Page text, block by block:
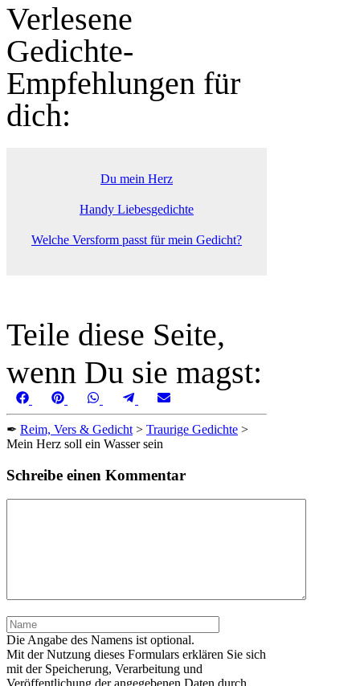
Verlesene
Gedichte-
Empfehlungen für
dich:
Du mein Herz
Handy Liebesgedichte
Welche Versform passt für mein Gedicht?
Teile diese Seite,
wenn Du sie magst:
Share
on
FacebookShare
on
Pinterest Share
on
WhatsAppShare
on
TelegramShare
on
✒ Reim, Vers & Gedicht > Traurige Gedichte >
Mein Herz soll ein Wasser sein
Schreibe einen Kommentar
Name
Die Angabe des Namens ist optional.
Mit der Nutzung dieses Formulars erklären Sie sich
mit der Speicherung, Verarbeitung und